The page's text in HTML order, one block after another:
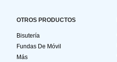
OTROS PRODUCTOS
Bisutería
Fundas De Móvil
Más